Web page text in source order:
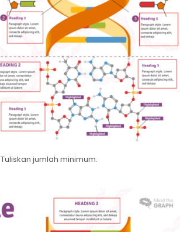
Tuliskan jumlah minimum.